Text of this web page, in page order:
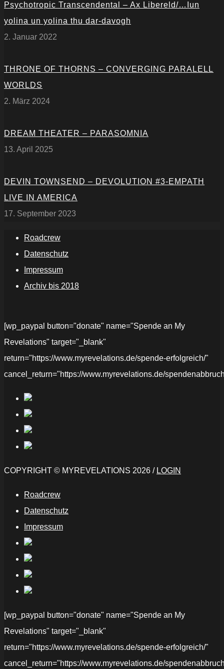
Psychotropic Transcendental – Ax Libereld/…Iun
yolina un yolina thu dar-davogh
2. Januar 2022
THRONE OF THORNS – CONVERGING PARALELL
WORLDS
2. März 2024
DREAM THEATER – PARASOMNIA
13. April 2025
DEVIN TOWNSEND – DEVOLUTION #3-EMPATH
LIVE IN AMERICA
17. September 2023
Roadcrew
Datenschutz
Impressum
Archiv bis 2018
[wp_paypal button="donate" name="Spende an My
Revelations" target="_blank"
return="https://www.myrevelations.de/spende-erfolgreich/"
cancel_return="https://www.myrevelations.de/
COPYRIGHT © MYREVELATIONS 2026 / LOGIN
Roadcrew
Datenschutz
Impressum
[wp_paypal button="donate" name="Spende an My
Revelations" target="_blank"
return="https://www.myrevelations.de/spende-erfolgreich/"
cancel_return="https://www.myrevelations.de/